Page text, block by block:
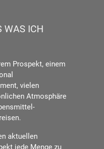
WAS ICH
Prospekt, einem
vielen
Atmosphäre
aktuellen
jede Menge zu